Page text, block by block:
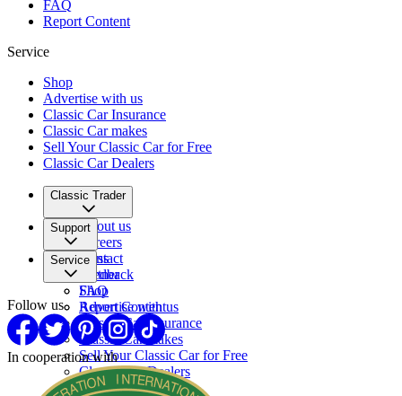
FAQ
Report Content
Service
Shop
Advertise with us
Classic Car Insurance
Classic Car makes
Sell Your Classic Car for Free
Classic Car Dealers
Classic Trader
About us
Careers
Press
Partner
Support
Contact
Feedback
FAQ
Report Content
Service
Shop
Advertise with us
Classic Car Insurance
Classic Car makes
Sell Your Classic Car for Free
Classic Car Dealers
Follow us
In cooperation with